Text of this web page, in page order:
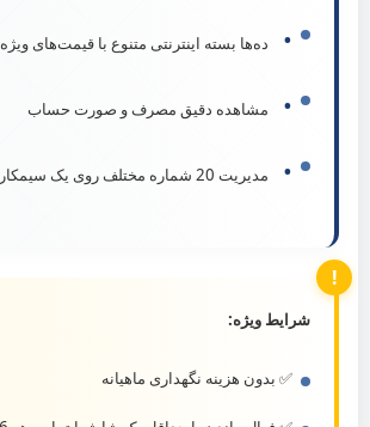
• ده‌ها بسته اینترنتی متنوع با قیمت‌های ویژه
• مشاهده دقیق مصرف و صورت حساب
• مدیریت 20 شماره مختلف روی یک سیمکارت
شرایط ویژه:
✅ بدون هزینه نگهداری ماهیانه